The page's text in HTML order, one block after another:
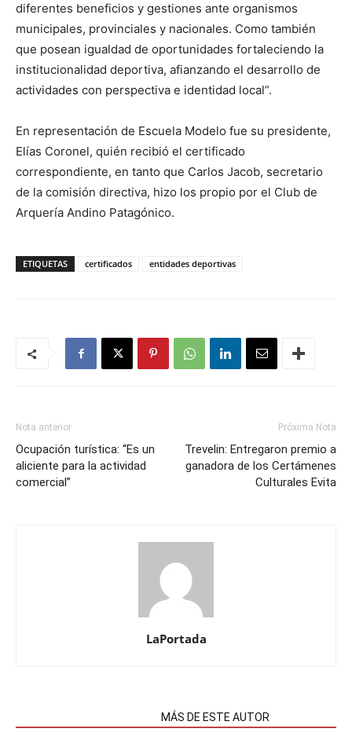
diferentes beneficios y gestiones ante organismos
municipales, provinciales y nacionales. Como también
que posean igualdad de oportunidades fortaleciendo la
institucionalidad deportiva, afianzando el desarrollo de
actividades con perspectiva e identidad local”.
En representación de Escuela Modelo fue su presidente,
Elías Coronel, quién recibió el certificado
correspondiente, en tanto que Carlos Jacob, secretario
de la comisión directiva, hizo los propio por el Club de
Arquería Andino Patagónico.
ETIQUETAS certificados entidades deportivas
Nota anterior
Ocupación turística: “Es un
aliciente para la actividad
comercial”
Próxima Nota
Trevelin: Entregaron premio a
ganadora de los Certámenes
Culturales Evita
LaPortada
MÁS DE ESTE AUTOR